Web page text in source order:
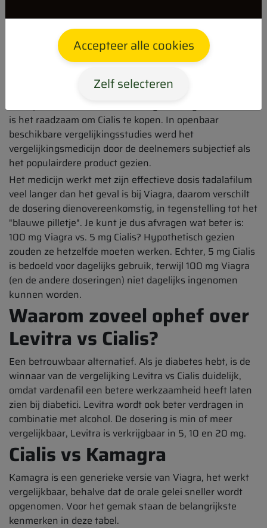
Accepteer alle cookies
Zelf selecteren
minstens 2 intieme ontmoetingen per week heeft. Het
feit dat tadalafil tot 36 uur in de bloedbaan blijft, maakt
aangepaste dosering iets praktischer dan bij Viagra.
Een langere werkingsduur kan echter ook betekenen
dat bijwerkingen langer optreden. In het geval dat deze
niet optreden in een mate die onevenredig is aan de
is het raadzaam om Cialis te kopen. In openbaar
beschikbare vergelijkingsstudies werd het
vergelijkingsmedicijn door de deelnemers subjectief als
het populairdere product gezien.
Het medicijn werkt met zijn effectieve dosis tadalafilum
veel langer dan het geval is bij Viagra, daarom verschilt
de dosering dienovereenkomstig, in tegenstelling tot het
"blauwe pilletje". Je kunt je dus afvragen wat beter is:
100 mg Viagra vs. 5 mg Cialis? Hypothetisch gezien
zouden ze hetzelfde moeten werken. Echter, 5 mg Cialis
is bedoeld voor dagelijks gebruik, terwijl 100 mg Viagra
(en de andere doseringen) niet dagelijks ingenomen
kunnen worden.
Waarom zoveel ophef over
Levitra vs Cialis?
Een betrouwbaar alternatief. Als je diabetes hebt, is de
winnaar van de vergelijking Levitra vs Cialis duidelijk,
omdat vardenafil een betere werkzaamheid heeft laten
zien bij diabetici. Levitra wordt ook beter verdragen in
combinatie met alcohol. De dosering is min of meer
vergelijkbaar, Levitra is verkrijgbaar in 5, 10 en 20 mg.
Cialis vs Kamagra
Kamagra is een generieke versie van Viagra, het werkt
vergelijkbaar, behalve dat de orale gelei sneller wordt
opgenomen. Voor het gemak staan de belangrijkste
kenmerken in deze tabel.